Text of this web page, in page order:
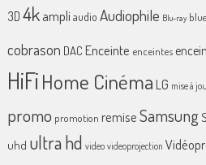
3D 4k ampliaudio Audiophile Blu-ray
cobrason DAC Enceinte enceintes
HiFiHome Cinéma LG mise à
promo promotion remiseSamsung
uhd ultra hd video videoprojection